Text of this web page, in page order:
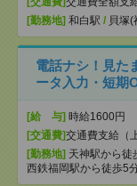
[勤務地] 和白駅 / 貝塚(
電話ナシ！見た
ータ入力・短期
[給 与] 時給1600円
[交通費]交通費支給（
[勤務地] 天神駅から徒
西鉄福岡駅から徒歩5